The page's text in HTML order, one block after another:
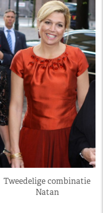
Tweedelige combinatie
Natan